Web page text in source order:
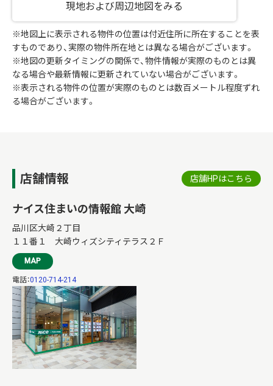
現地および周辺地図をみる
※地図上に表示される物件の位置は付近住所に所在することを表
すものであり、実際の物件所在地とは異なる場合がございます。
※地図の更新タイミングの関係で、物件情報が実際のものとは異
なる場合や最新情報に更新されていない場合がございます。
※表示される物件の位置が実際のものとは数百メートル程度ずれ
る場合がございます。
店舗情報 店舗HPはこちら
ナイス住まいの情報館 大崎
品川区大崎２丁目
１１番１ 大崎ウィズシティテラス２Ｆ
MAP
電話：0120-714-214